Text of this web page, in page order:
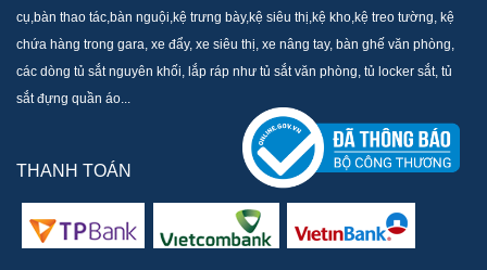
cụ,bàn thao tác,bàn nguội,kệ trưng bày,kệ siêu thị,kệ kho,kệ treo tường, kệ
chứa hàng trong gara, xe đẩy, xe siêu thị, xe nâng tay, bàn ghế văn phòng,
các dòng tủ sắt nguyên khối, lắp ráp như tủ sắt văn phòng, tủ locker sắt, tủ
sắt đựng quần áo...
THANH TOÁN